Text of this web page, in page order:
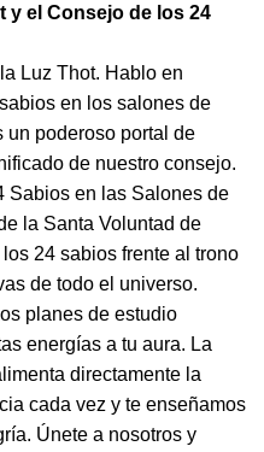
y el Consejo de los 24
Luz Thot. Hablo en
en los salones de
un poderoso portal de
de nuestro consejo.
Sabios en las Salones de
la Santa Voluntad de
24 sabios frente al trono
de todo el universo.
planes de estudio
energías a tu aura. La
directamente la
cada vez y te enseñamos
Únete a nosotros y